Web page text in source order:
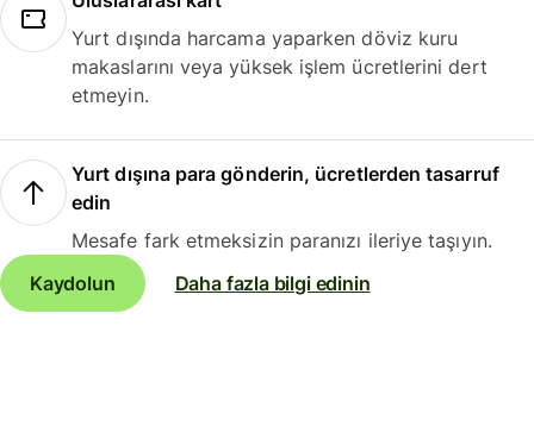
Yurt dışında harcama yaparken döviz kuru
makaslarını veya yüksek işlem ücretlerini dert
etmeyin.
Yurt dışına para gönderin, ücretlerden tasarruf
edin
Mesafe fark etmeksizin paranızı ileriye taşıyın.
Kaydolun
Daha fazla bilgi edinin